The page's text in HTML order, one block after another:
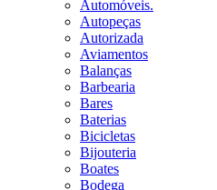
Automóveis.
Autopeças
Autorizada
Aviamentos
Balanças
Barbearia
Bares
Baterias
Bicicletas
Bijouteria
Boates
Bodega